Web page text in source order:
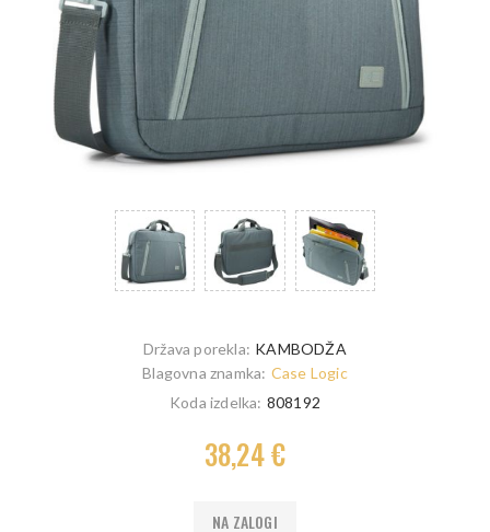
Država porekla: KAMBODŽA
Blagovna znamka: Case Logic
Koda izdelka: 808192
38,24 €
NA ZALOGI